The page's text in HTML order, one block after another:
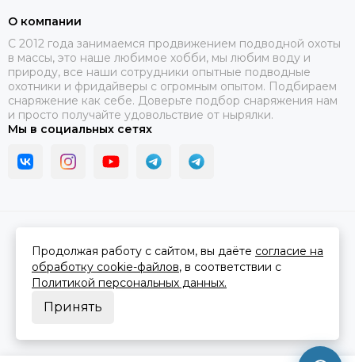
О компании
C 2012 года занимаемся продвижением подводной охоты
в массы, это наше любимое хобби, мы любим воду и
природу, все наши сотрудники опытные подводные
охотники и фридайверы с огромным опытом. Подбираем
снаряжение как себе. Доверьте подбор снаряжения нам
и просто получайте удовольствие от нырялки.
Мы в социальных сетях
Сделано вMOSK.STUDIOдля платформыInSales
Продолжая работу с сайтом, вы даёте согласие на
обработку cookie-файлов, в соответствии с
Политикой персональных данных.
Принять